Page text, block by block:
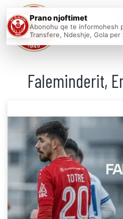
Faleminderit,
Prano njoftimet
Abonohu qe te informohesh
Transfere, Ndeshje, Gola per